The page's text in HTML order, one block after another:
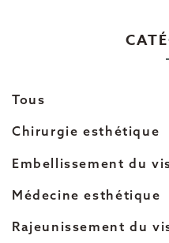
Tous
Chirurgie esthétique
Embellissement du
Médecine esthétique
Rajeunissement du